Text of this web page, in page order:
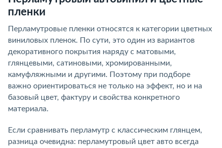
пленки
Перламутровые пленки относятся к категории цветных
виниловых пленок. По сути, это один из вариантов
декоративного покрытия наряду с матовыми,
глянцевыми, сатиновыми, хромированными,
камуфляжными и другими. Поэтому при подборе
важно ориентироваться не только на эффект, но и на
базовый цвет, фактуру и свойства конкретного
материала.
Если сравнивать перламутр с классическим глянцем,
разница очевидна: перламутровый цвет авто всегда